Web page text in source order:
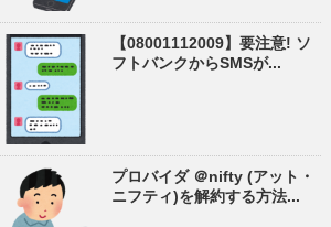
【08001112009】要注意! ソ
フトバンクからSMSが...
プロバイダ ＠nifty (アット・
ニフティ)を解約する方法...